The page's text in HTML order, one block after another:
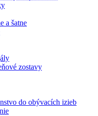
a šatne
zostavy
do obývacích izieb